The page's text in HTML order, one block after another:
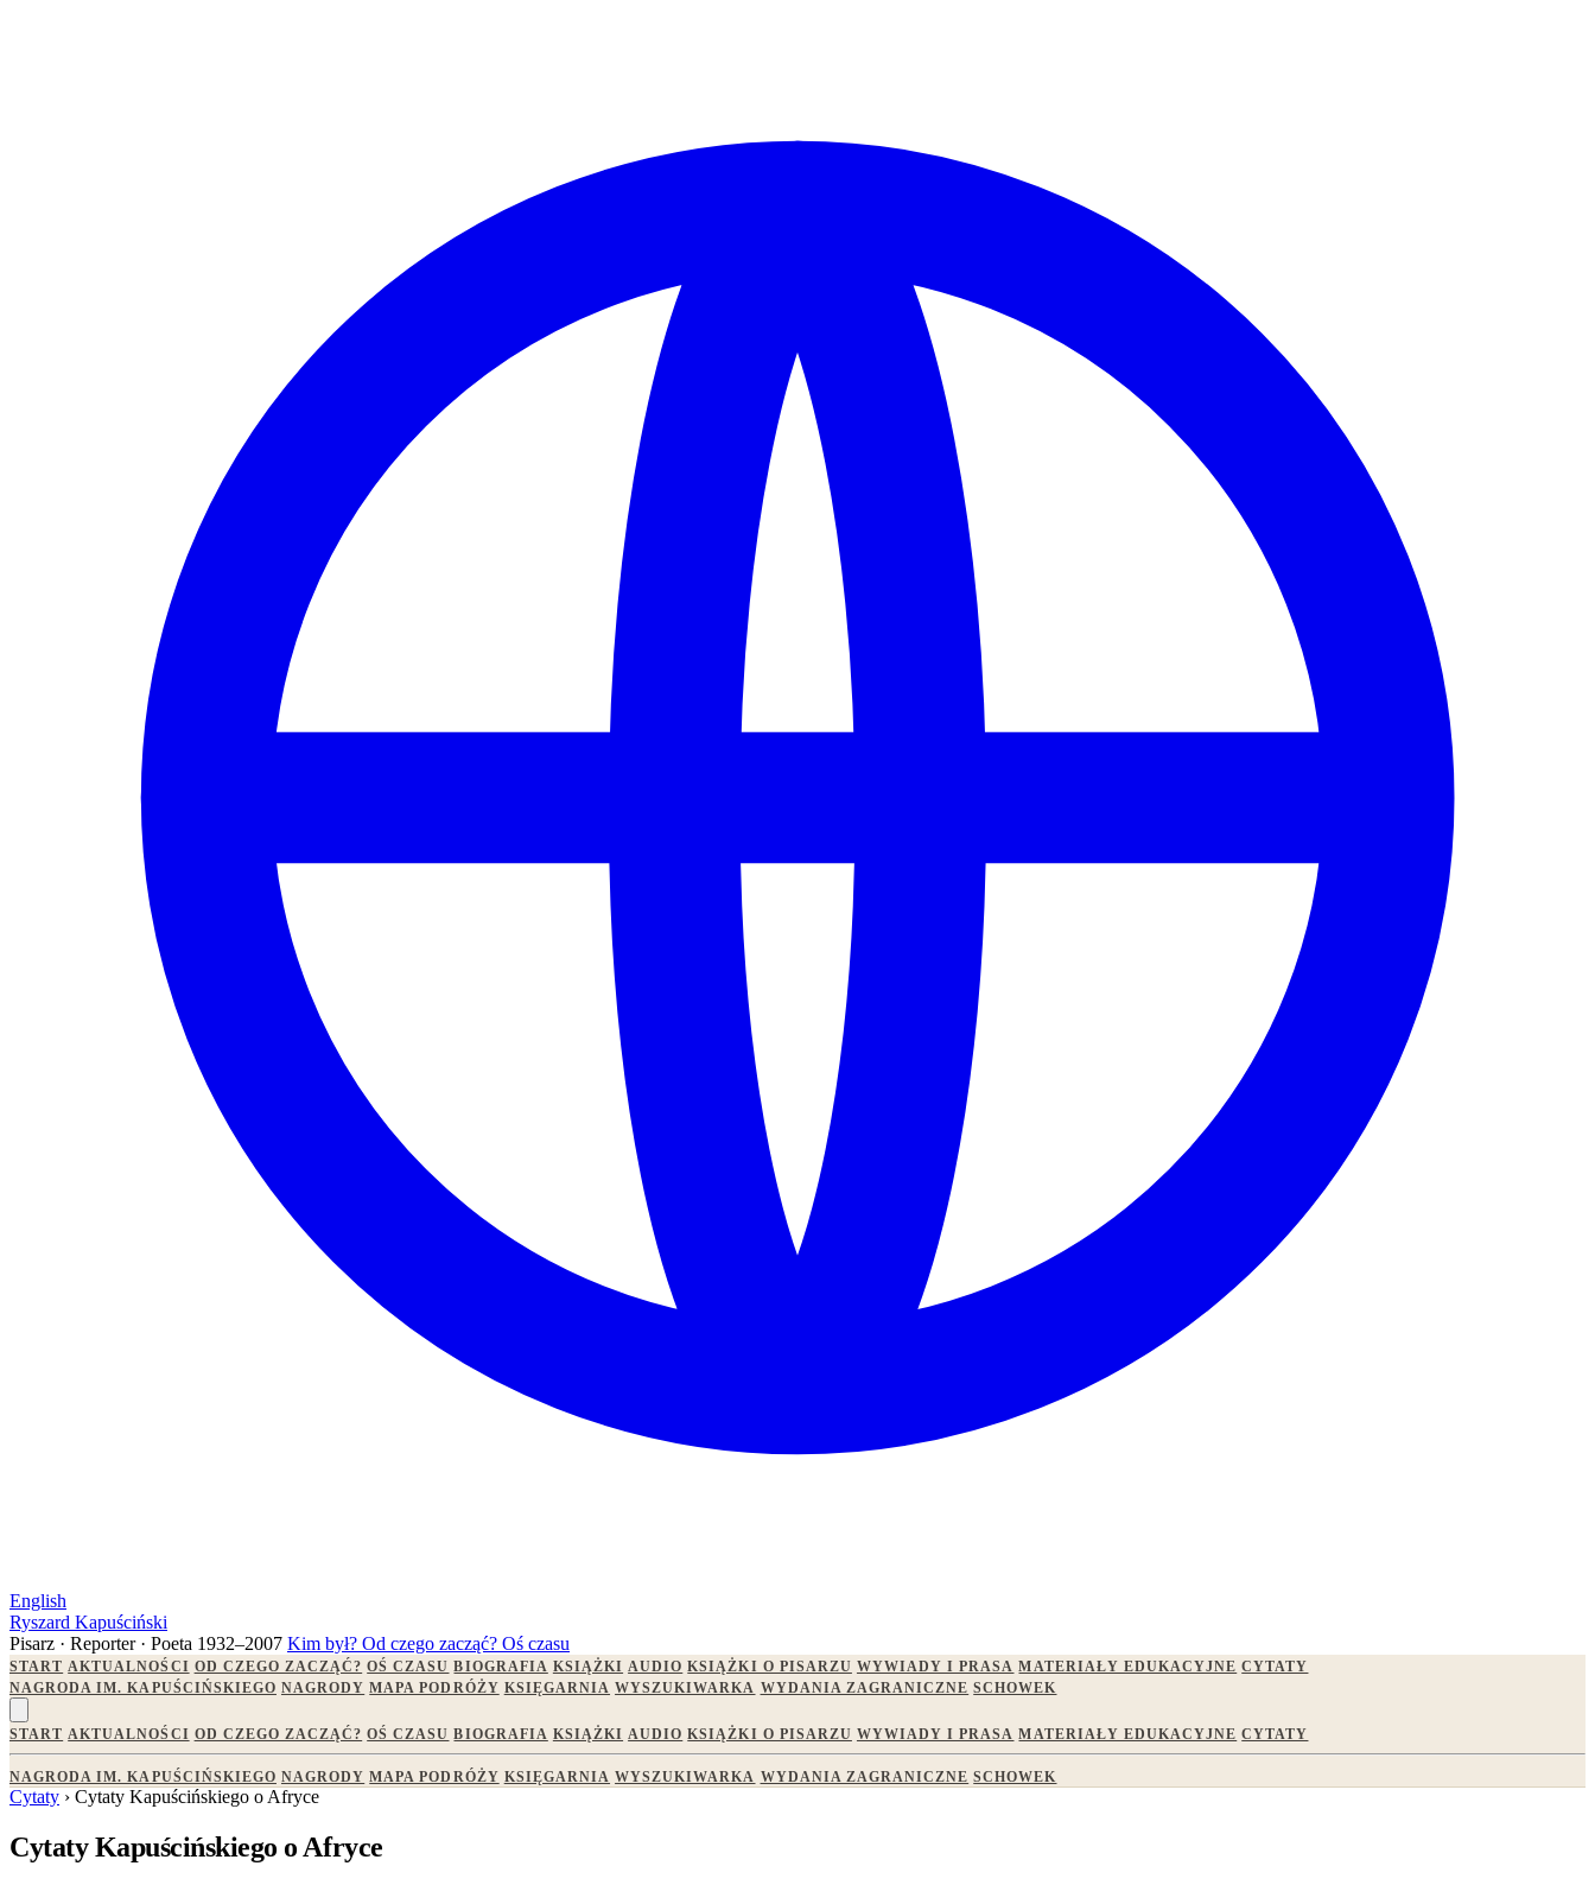
English
Ryszard Kapuściński
Pisarz · Reporter · Poeta 1932–2007 Kim był? Od czego zacząć? Oś czasu
START AKTUALNOŚCI OD CZEGO ZACZĄĆ? OŚ CZASU BIOGRAFIA KSIĄŻKI AUDIO KSIĄŻKI O PISARZU WYWIADY I PRASA MATERIAŁY EDUKACYJNE CYTATY
NAGRODA IM. KAPUŚCIŃSKIEGO NAGRODY MAPA PODRÓŻY KSIĘGARNIA WYSZUKIWARKA WYDANIA ZAGRANICZNE SCHOWEK
START AKTUALNOŚCI OD CZEGO ZACZĄĆ? OŚ CZASU BIOGRAFIA KSIĄŻKI AUDIO KSIĄŻKI O PISARZU WYWIADY I PRASA MATERIAŁY EDUKACYJNE CYTATY
NAGRODA IM. KAPUŚCIŃSKIEGO NAGRODY MAPA PODRÓŻY KSIĘGARNIA WYSZUKIWARKA WYDANIA ZAGRANICZNE SCHOWEK
Cytaty › Cytaty Kapuścińskiego o Afryce
Cytaty Kapuścińskiego o Afryce